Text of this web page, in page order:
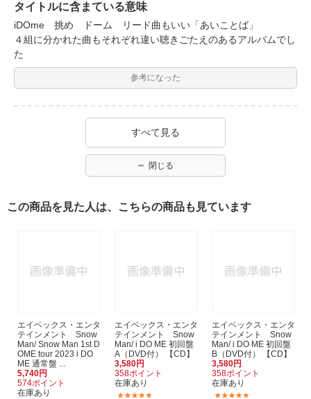
タイトルに含まている意味
iDOme 挑め ドーム リード曲もいい「あいことば」
４組に分かれた曲もそれぞれ違い聴きごたえのあるアルバムでし
た
参考になった
すべて見る
閉じる
この商品を見た人は、こちらの商品も見ています
エイベックス・エンタ
テインメント Snow
Man/ Snow Man 1st D
OME tour 2023 i DO
ME 通常盤 ...
5,740円
574ポイント
在庫あり
エイベックス・エンタ
テインメント Snow
Man/ i DO ME 初回盤
A（DVD付） 【CD】
3,580円
358ポイント
在庫あり
エイベックス・エンタ
テインメント Snow
Man/ i DO ME 初回盤
B（DVD付） 【CD】
3,580円
358ポイント
在庫あり